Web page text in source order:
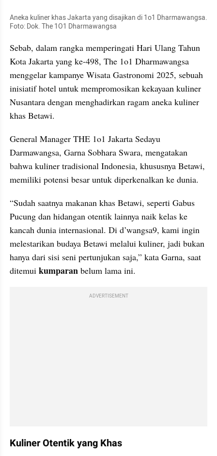
Aneka kuliner khas Jakarta yang disajikan di 1o1 Dharmawangsa.
Foto: Dok. The 1O1 Dharmawangsa
Sebab, dalam rangka memperingati Hari Ulang Tahun
Kota Jakarta yang ke-498, The 1o1 Dharmawangsa
menggelar kampanye Wisata Gastronomi 2025, sebuah
inisiatif hotel untuk mempromosikan kekayaan kuliner
Nusantara dengan menghadirkan ragam aneka kuliner
khas Betawi.
General Manager THE 1o1 Jakarta Sedayu
Darmawangsa, Garna Sobhara Swara, mengatakan
bahwa kuliner tradisional Indonesia, khususnya Betawi,
memiliki potensi besar untuk diperkenalkan ke dunia.
“Sudah saatnya makanan khas Betawi, seperti Gabus
Pucung dan hidangan otentik lainnya naik kelas ke
kancah dunia internasional. Di d’wangsa9, kami ingin
melestarikan budaya Betawi melalui kuliner, jadi bukan
hanya dari sisi seni pertunjukan saja,” kata Garna, saat
ditemui kumparan belum lama ini.
ADVERTISEMENT
Kuliner Otentik yang Khas